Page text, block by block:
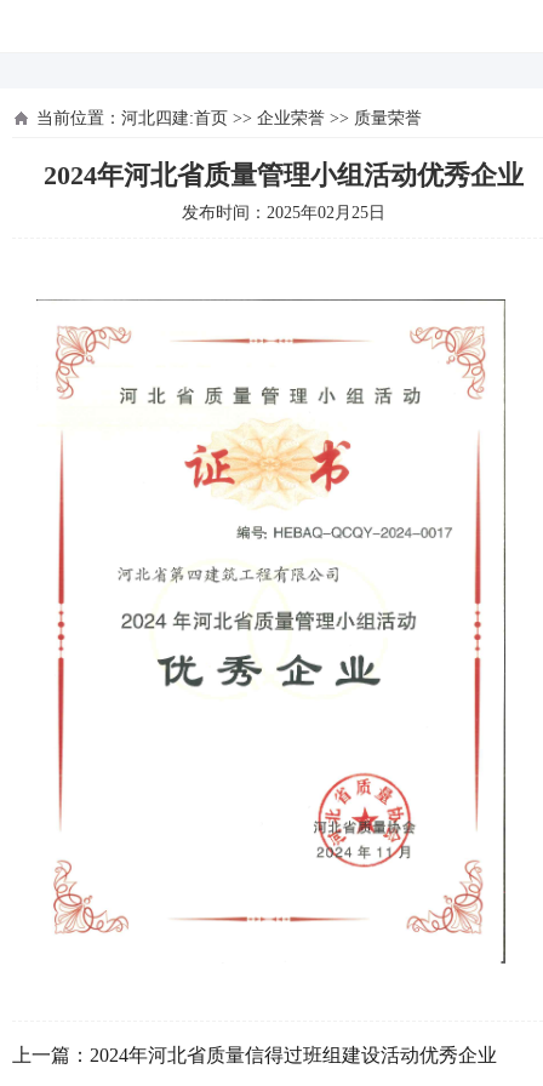
当前位置： 河北四建:首页 >> 企业荣誉 >> 质量荣誉
2024年河北省质量管理小组活动优秀企业
发布时间：2025年02月25日
上一篇： 2024年河北省质量信得过班组建设活动优秀企业